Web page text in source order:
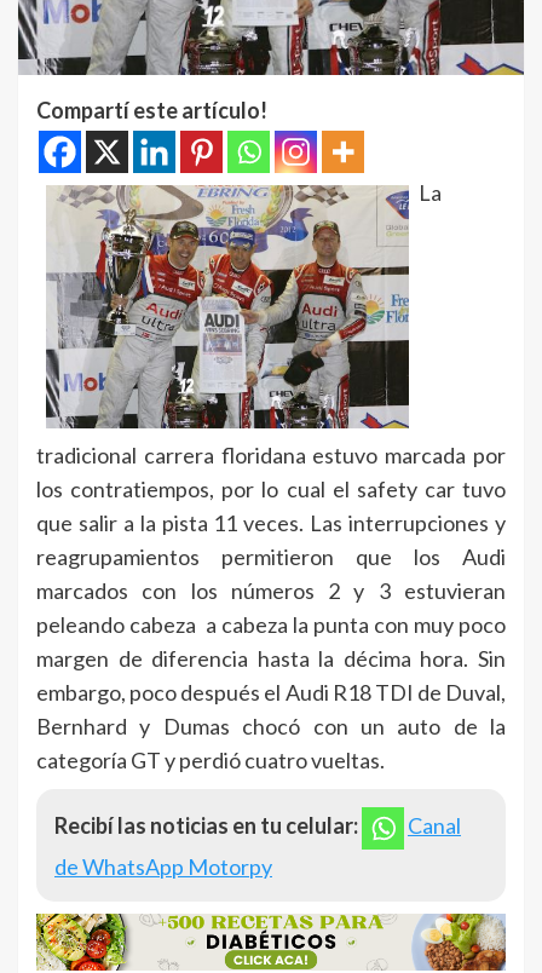
Compartí este artículo!
La
tradicional carrera floridana estuvo marcada por
los contratiempos, por lo cual el safety car tuvo
que salir a la pista 11 veces. Las interrupciones y
reagrupamientos permitieron que los Audi
marcados con los números 2 y 3 estuvieran
peleando cabeza a cabeza la punta con muy poco
margen de diferencia hasta la décima hora. Sin
embargo, poco después el Audi R18 TDI de Duval,
Bernhard y Dumas chocó con un auto de la
categoría GT y perdió cuatro vueltas.
Recibí las noticias en tu celular:
Canal
de WhatsApp Motorpy